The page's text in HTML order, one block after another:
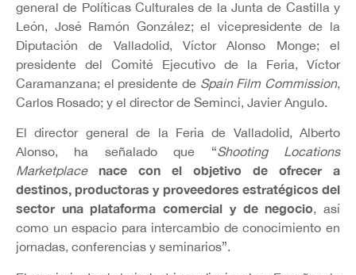
general de Políticas Culturales de la Junta de Castilla y
León, José Ramón González; el vicepresidente de la
Diputación de Valladolid, Víctor Alonso Monge; el
presidente del Comité Ejecutivo de la Feria, Víctor
Caramanzana; el presidente de Spain Film Commission,
Carlos Rosado; y el director de Seminci, Javier Angulo.
El director general de la Feria de Valladolid, Alberto
Alonso, ha señalado que “Shooting Locations
Marketplace
nace con el objetivo de ofrecer a
destinos, productoras y proveedores estratégicos del
sector una plataforma comercial y de negocio, así
como un espacio para intercambio de conocimiento en
jornadas, conferencias y seminarios”.